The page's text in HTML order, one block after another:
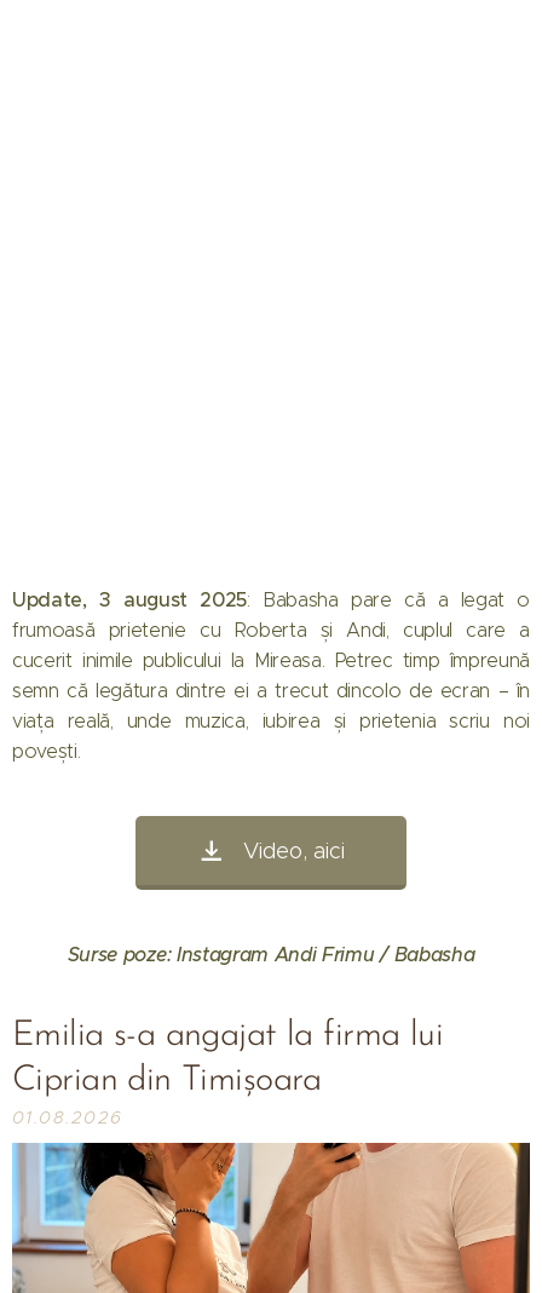
Update, 3 august 2025: Babasha pare că a legat o
frumoasă prietenie cu Roberta și Andi, cuplul care a
cucerit inimile publicului la Mireasa. Petrec timp împreună
semn că legătura dintre ei a trecut dincolo de ecran – în
viața reală, unde muzica, iubirea și prietenia scriu noi
povești.
Video, aici
Surse poze: Instagram Andi Frimu / Babasha
Emilia s-a angajat la firma lui
Ciprian din Timișoara
01.08.2026